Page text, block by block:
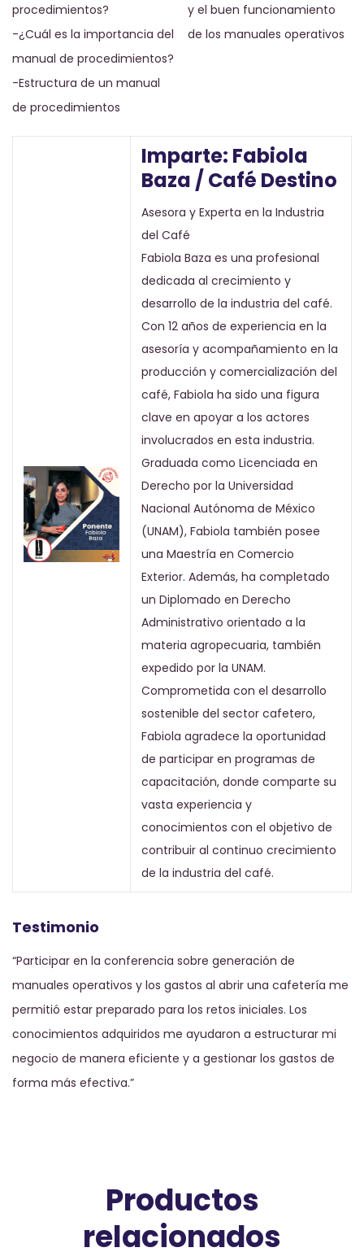
procedimientos?
-¿Cuál es la importancia del
manual de procedimientos?
-Estructura de un manual
de procedimientos
y el buen funcionamiento
de los manuales operativos
Imparte: Fabiola
Baza / Café Destino
Asesora y Experta en la Industria
del Café
Fabiola Baza es una profesional
dedicada al crecimiento y
desarrollo de la industria del café.
Con 12 años de experiencia en la
asesoría y acompañamiento en la
producción y comercialización del
café, Fabiola ha sido una figura
clave en apoyar a los actores
involucrados en esta industria.
Graduada como Licenciada en
Derecho por la Universidad
Nacional Autónoma de México
(UNAM), Fabiola también posee
una Maestría en Comercio
Exterior. Además, ha completado
un Diplomado en Derecho
Administrativo orientado a la
materia agropecuaria, también
expedido por la UNAM.
Comprometida con el desarrollo
sostenible del sector cafetero,
Fabiola agradece la oportunidad
de participar en programas de
capacitación, donde comparte su
vasta experiencia y
conocimientos con el objetivo de
contribuir al continuo crecimiento
de la industria del café.
Testimonio
“Participar en la conferencia sobre generación de
manuales operativos y los gastos al abrir una cafetería me
permitió estar preparado para los retos iniciales. Los
conocimientos adquiridos me ayudaron a estructurar mi
negocio de manera eficiente y a gestionar los gastos de
forma más efectiva.”
Productos
relacionados